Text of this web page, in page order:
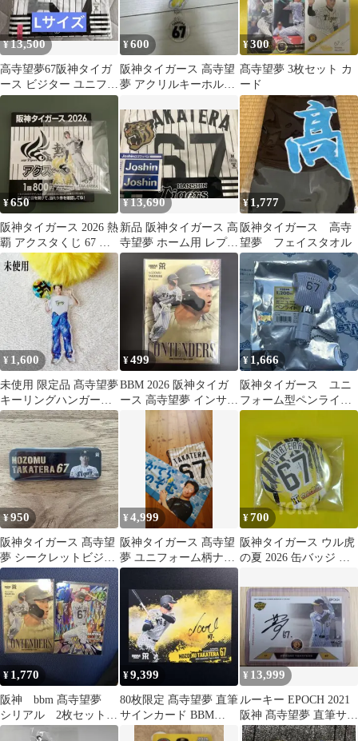
¥13,500
高寺望夢67阪神タイガ
ース ビジター ユニフォ
ーム Lサイズ
¥600
阪神タイガース 高寺望
夢 アクリルキーホルダ
¥300
髙寺望夢 3枚セット カ
ード
¥650
阪神タイガース 2026 熱
覇 アクスタくじ 67 高
寺望夢 選手
¥13,690
新品 阪神タイガース 高
寺望夢 ホーム用 レプリ
カユニフォーム M 2026
¥ 1,777
阪神タイガース 高寺
望夢 フェイスタオル
¥1,600
未使用 限定品 髙寺望夢
キーリングハンガー
TORACO 阪神 タイガ
ース
¥499
BBM 2026 阪神タイガ
ース 高寺望夢 インサー
ト /200
¥1,666
阪神タイガース ユニ
フォーム型ペンライ
ト 高寺望夢
¥950
阪神タイガース 髙寺望
夢 シークレットビジョ
ン缶バッジ
¥4,999
阪神タイガース 髙寺望
夢 ユニフォーム柄ナッ
プサック タオル
¥700
阪神タイガース ウル虎
の夏 2026 缶バッジ バ
¥ 1,770
阪神 bbm 髙寺望夢
シリアル 2枚セット
200枚限定、25枚限定
¥9,399
80枚限定 髙寺望夢 直筆
サインカード BBM
2026 阪神タイガース
¥ 13,999
ルーキー EPOCH 2021
阪神 髙寺望夢 直筆サイ
ンカード 69枚限 RC